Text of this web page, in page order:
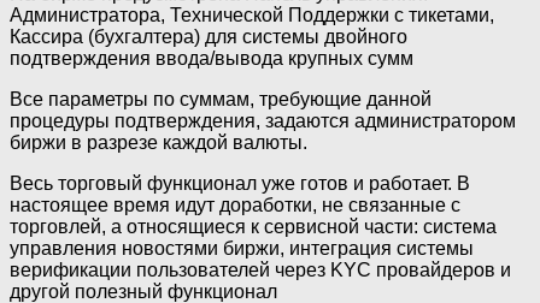
Администратора, Технической Поддержки с тикетами,
Кассира (бухгалтера) для системы двойного
подтверждения ввода/вывода крупных сумм
Все параметры по суммам, требующие данной
процедуры подтверждения, задаются администратором
биржи в разрезе каждой валюты.
Весь торговый функционал уже готов и работает. В
настоящее время идут доработки, не связанные с
торговлей, а относящиеся к сервисной части: система
управления новостями биржи, интеграция системы
верификации пользователей через KYC провайдеров и
другой полезный функционал